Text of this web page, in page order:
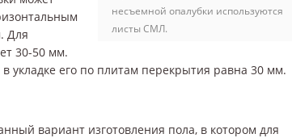
несъемной опалубки используются
листы СМЛ.
Для
30-50 мм.
укладке его по плитам перекрытия равна 30 мм.
вариант изготовления пола, в котором для